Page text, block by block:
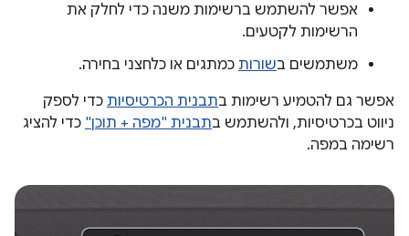
אפשר להשתמש ברשימות משנה כדי לחלק את
הרשימות לקטעים.
משתמשים בשורות כמתגים או כלחצני בחירה.
אפשר גם להטמיע רשימות בתבנית הכרטיסיות כדי לספק
ניווט בכרטיסיות, ולהשתמש בתבנית "מפה + תוכן" כדי להציג
רשימה במפה.